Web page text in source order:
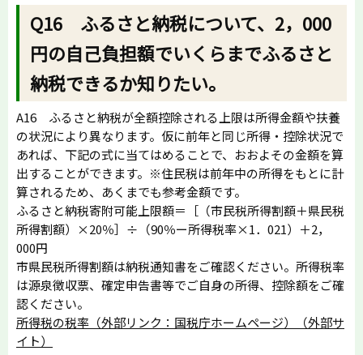
Q16 ふるさと納税について、2，000
円の自己負担額でいくらまでふるさと
納税できるか知りたい。
A16 ふるさと納税が全額控除される上限は所得金額や扶養
の状況により異なります。仮に前年と同じ所得・控除状況で
あれば、下記の式に当てはめることで、おおよその金額を算
出することができます。※住民税は前年中の所得をもとに計
算されるため、あくまでも参考金額です。
ふるさと納税寄附可能上限額＝［（市民税所得割額＋県民税
所得割額）×20％］÷（90％ー所得税率×1．021）＋2，
000円
市県民税所得割額は納税通知書をご確認ください。所得税率
は源泉徴収票、確定申告書等でご自身の所得、控除額をご確
認ください。
所得税の税率（外部リンク：国税庁ホームページ）（外部サ
イト）